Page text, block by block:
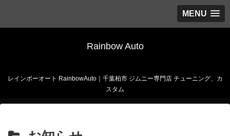
MENU
Rainbow Auto
レインボーオート RainbowAuto｜千葉柏市 ジムニー専門店 チューニング、カ
スタム